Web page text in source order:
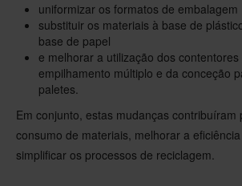
uniformizar os formatos de embalagem
substituir os materiais à base de
base de papel
e melhorar a utilização dos
empilhamento múltiplo e da conceção
paletes.
Em conjunto, estas mudanças contribuíram
consumo de materiais, melhorar a
simplificar os processos de reciclagem.